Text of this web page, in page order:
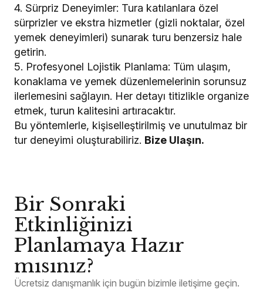
4. Sürpriz Deneyimler: Tura katılanlara özel
sürprizler ve ekstra hizmetler (gizli noktalar, özel
yemek deneyimleri) sunarak turu benzersiz hale
getirin.
5. Profesyonel Lojistik Planlama: Tüm ulaşım,
konaklama ve yemek düzenlemelerinin sorunsuz
ilerlemesini sağlayın. Her detayı titizlikle organize
etmek, turun kalitesini artıracaktır.
Bu yöntemlerle, kişiselleştirilmiş ve unutulmaz bir
tur deneyimi oluşturabiliriz. Bize Ulaşın.
Bir Sonraki
Etkinliğinizi
Planlamaya Hazır
mısınız?
Ücretsiz danışmanlık için bugün bizimle iletişime geçin.